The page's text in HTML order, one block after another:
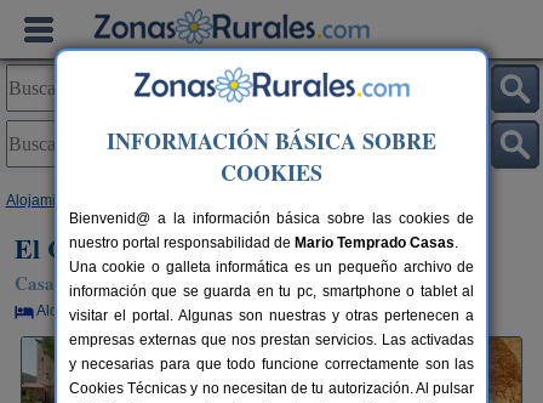
Alojamientos
El Castell
Casa Rural en Torrelles de Foix (Barcelona)
Alquiler por habitaciones 2-13 plazas 65 km de Barcelona
INFORMACIÓN BÁSICA SOBRE
COOKIES
Bienvenid@ a la información básica sobre las cookies de
nuestro portal responsabilidad de Mario Temprado Casas.
Una cookie o galleta informática es un pequeño archivo de
información que se guarda en tu pc, smartphone o tablet al
visitar el portal. Algunas son nuestras y otras pertenecen a
empresas externas que nos prestan servicios. Las activadas
y necesarias para que todo funcione correctamente son las
Cookies Técnicas y no necesitan de tu autorización. Al pulsar